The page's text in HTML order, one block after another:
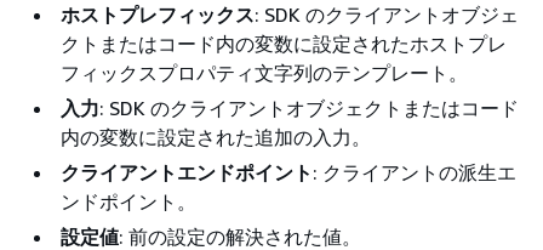
ホストプレフィックス: SDK のクライアントオブジェ
クトまたはコード内の変数に設定されたホストプレ
フィックスプロパティ文字列のテンプレート。
入力: SDK のクライアントオブジェクトまたはコード
内の変数に設定された追加の入力。
クライアントエンドポイント : クライアントの派生エ
ンドポイント。
設定値: 前の設定の解決された値。